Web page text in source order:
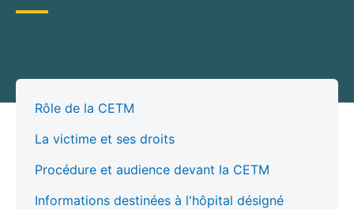
Rôle de la CETM
La victime et ses droits
Procédure et audience devant la CETM
Informations destinées à l'hôpital désigné